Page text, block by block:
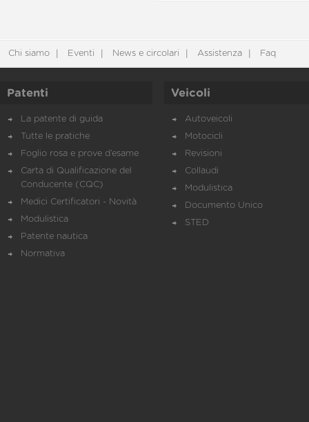
Chi siamo Eventi News e circolari Assistenza Faq
Patenti
La patente di guida
Tutte le pratiche
Foglio rosa e prove d’esame
Carta di Qualificazione del
Conducente (CQC)
Medici Certificatori - Novità
Modulistica
Patente nautica
Normativa
Veicoli
Autoveicoli
Motocicli
Revisioni
Collaudi
Modulistica
Documento Unico
STED